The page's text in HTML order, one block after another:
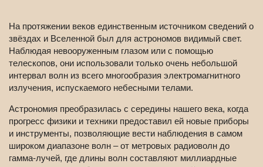
На протяжении веков единственным источником сведений о
звёздах и Вселенной был для астрономов видимый свет.
Наблюдая невооруженным глазом или с помощью
телескопов, они использовали только очень небольшой
интервал волн из всего многообразия электромагнитного
излучения, испускаемого небесными телами.
Астрономия преобразилась с середины нашего века, когда
прогресс физики и техники предоставил ей новые приборы
и инструменты, позволяющие вести наблюдения в самом
широком диапазоне волн – от метровых радиоволн до
гамма-лучей, где длины волн составляют миллиардные